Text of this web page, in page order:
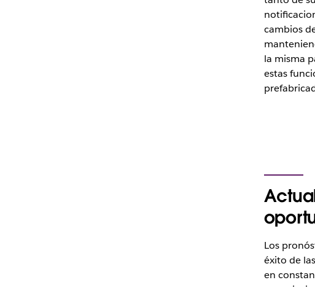
cambios
la misma
estas
Los
éxito de
en